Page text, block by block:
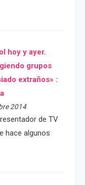
hoy y ayer.
grupos
extraños» :
2014
de TV
hace algunos